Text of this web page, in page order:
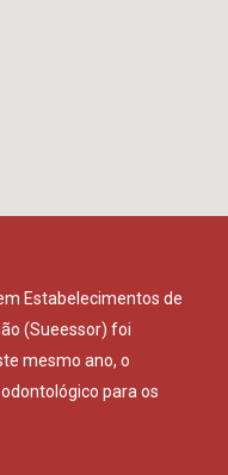
Estabelecimentos de
(Sueessor) foi
mesmo ano, o
para os